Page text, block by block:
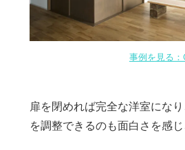
事例を見る
扉を閉めれば完全な洋室にな
を調整できるのも面白さを感じ